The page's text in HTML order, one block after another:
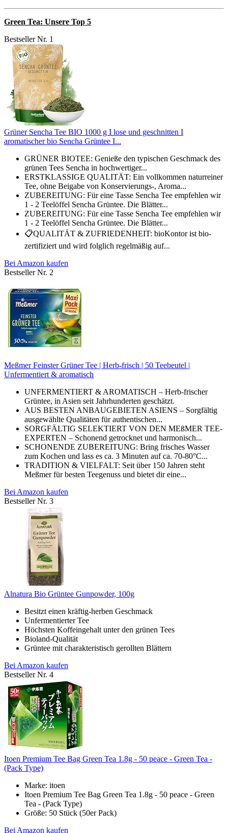
Green Tea: Unsere Top 5
Bestseller Nr. 1
Grüner Sencha Tee BIO 1000 g I lose und geschnitten I
aromatischer bio Sencha Grüntee I...
GRÜNER BIOTEE: Genieße den typischen Geschmack des
grünen Tees Sencha in hochwertiger...
ERSTKLASSIGE QUALITÄT: Ein vollkommen naturreiner
Tee, ohne Beigabe von Konservierungs-, Aroma...
ZUBEREITUNG: Für eine Tasse Sencha Tee empfehlen wir
1 - 2 Teelöffel Sencha Grüntee. Die Blätter...
ZUBEREITUNG: Für eine Tasse Sencha Tee empfehlen wir
1 - 2 Teelöffel Sencha Grüntee. Die Blätter...
📋QUALITÄT & ZUFRIEDENHEIT: bioKontor ist bio-
zertifiziert und wird folglich regelmäßig auf...
Bei Amazon kaufen
Bestseller Nr. 2
Meßmer Feinster Grüner Tee | Herb-frisch | 50 Teebeutel |
Unfermentiert & aromatisch
UNFERMENTIERT & AROMATISCH – Herb-frischer
Grüntee, in Asien seit Jahrhunderten geschätzt.
AUS BESTEN ANBAUGEBIETEN ASIENS – Sorgfältig
ausgewählte Qualitäten für authentischen...
SORGFÄLTIG SELEKTIERT VON DEN MEßMER TEE-
EXPERTEN – Schonend getrocknet und harmonisch...
SCHONENDE ZUBEREITUNG: Bring frisches Wasser
zum Kochen und lass es ca. 3 Minuten auf ca. 70-80°C...
TRADITION & VIELFALT: Seit über 150 Jahren steht
Meßmer für besten Teegenuss und bietet dir eine...
Bei Amazon kaufen
Bestseller Nr. 3
Alnatura Bio Grüntee Gunpowder, 100g
Besitzt einen kräftig-herben Geschmack
Unfermentierter Tee
Höchsten Koffeingehalt unter den grünen Tees
Bioland-Qualität
Grüntee mit charakteristisch gerollten Blättern
Bei Amazon kaufen
Bestseller Nr. 4
Itoen Premium Tee Bag Green Tea 1.8g - 50 peace - Green Tea -
(Pack Type)
Marke: itoen
Itoen Premium Tee Bag Green Tea 1.8g - 50 peace - Green
Tea - (Pack Type)
Größe: 50 Stück (50er Pack)
Bei Amazon kaufen